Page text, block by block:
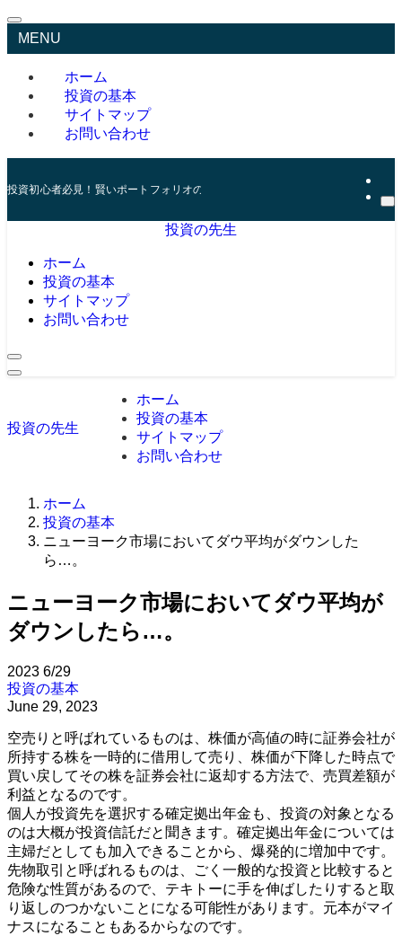
MENU
ホーム
投資の基本
サイトマップ
お問い合わせ
投資初心者必見！賢いポートフォリオの組み方とリスク管理の秘訣
投資の先生
ホーム
投資の基本
サイトマップ
お問い合わせ
投資の先生
ホーム
投資の基本
サイトマップ
お問い合わせ
ホーム
投資の基本
ニューヨーク市場においてダウ平均がダウンした
ら…。
ニューヨーク市場においてダウ平均が
ダウンしたら…。
2023 6/29
投資の基本
June 29, 2023
空売りと呼ばれているものは、株価が高値の時に証券会社が
所持する株を一時的に借用して売り、株価が下降した時点で
買い戻してその株を証券会社に返却する方法で、売買差額が
利益となるのです。
個人が投資先を選択する確定拠出年金も、投資の対象となる
のは大概が投資信託だと聞きます。確定拠出年金については
主婦だとしても加入できることから、爆発的に増加中です。
先物取引と呼ばれるものは、ごく一般的な投資と比較すると
危険な性質があるので、テキトーに手を伸ばしたりすると取
り返しのつかないことになる可能性があります。元本がマイ
ナスになることもあるからなのです。